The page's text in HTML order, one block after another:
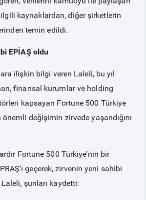
kaynaklardan, diğer şirketlerin
temin edildi.
EPİAŞ oldu
ilişkin bilgi veren Laleli, bu yıl
finansal kurumlar ve holding
kapsayan Fortune 500 Türkiye
değişimin zirvede yaşandığını
Fortune 500 Türkiye’nin bir
geçerek, zirvenin yeni sahibi
şunları kaydetti: